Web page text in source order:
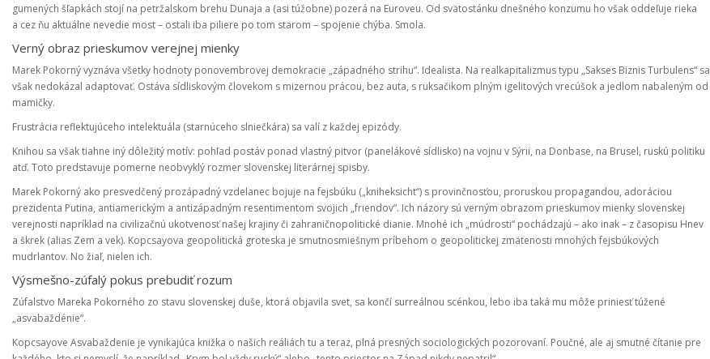
gumených šľapkách stojí na petržalskom brehu Dunaja a (asi túžobne) pozerá na Euroveu. Od svätostánku dnešného konzumu ho však oddeľuje rieka
a cez ňu aktuálne nevedie most – ostali iba piliere po tom starom – spojenie chýba. Smola.
Verný obraz prieskumov verejnej mienky
Marek Pokorný vyznáva všetky hodnoty ponovembrovej demokracie „západného strihu“. Idealista. Na realkapitalizmus typu „Sakses Biznis Turbulens“ sa
však nedokázal adaptovať. Ostáva sídliskovým človekom s mizernou prácou, bez auta, s ruksačikom plným igelitových vrecúšok a jedlom nabaleným od
mamičky.
Frustrácia reflektujúceho intelektuála (starnúceho slniečkára) sa valí z každej epizódy.
Knihou sa však tiahne iný dôležitý motív: pohľad postáv ponad vlastný pitvor (panelákové sídlisko) na vojnu v Sýrii, na Donbase, na Brusel, ruskú politiku
atď. Toto predstavuje pomerne neobvyklý rozmer slovenskej literárnej spisby.
Marek Pokorný ako presvedčený prozápadný vzdelanec bojuje na fejsbúku („kniheksicht“) s provinčnosťou, proruskou propagandou, adoráciou
prezidenta Putina, antiamerickým a antizápadným resentimentom svojich „friendov“. Ich názory sú verným obrazom prieskumov mienky slovenskej
verejnosti napríklad na civilizačnú ukotvenosť našej krajiny či zahraničnopolitické dianie. Mnohé ich „múdrosti“ pochádzajú – ako inak – z časopisu Hnev
a škrek (alias Zem a vek). Kopcsayova geopolitická groteska je smutnosmiešnym príbehom o geopolitickej zmätenosti mnohých fejsbúkových
mudrlantov. No žiaľ, nielen ich.
Výsmešno-zúfalý pokus prebudiť rozum
Zúfalstvo Mareka Pokorného zo stavu slovenskej duše, ktorá objavila svet, sa končí surreálnou scénkou, lebo iba taká mu môže priniesť túžené
„asvabaždénie“.
Kopcsayove Asvabaždenie je vynikajúca knižka o našich reáliách tu a teraz, plná presných sociologických pozorovaní. Poučné, ale aj smutné čítanie pre